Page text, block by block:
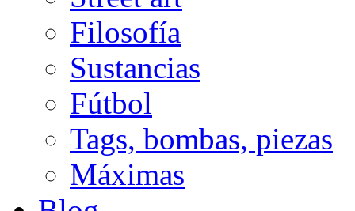
Filosofía
Sustancias
Fútbol
Tags, bombas, piezas
Máximas